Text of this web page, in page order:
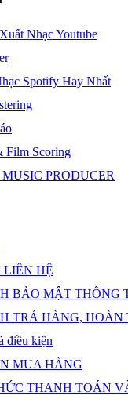
Nhạc Youtube
Spotify Hay Nhất
Film Scoring
PRODUCER
LIÊN HỆ
BẢO MẬT THÔNG
TRẢ HÀNG, HOÀN
điều kiện
MUA HÀNG
THANH TOÁN